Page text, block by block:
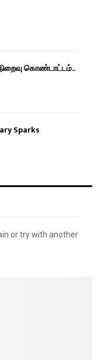
கொண்டாட்டம்..
Sparks
or try with another